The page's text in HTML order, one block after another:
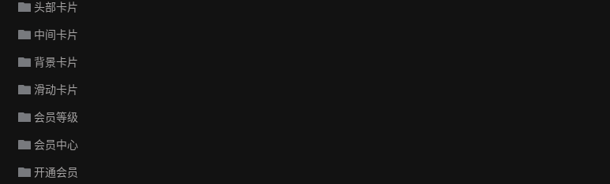
头部卡片
中间卡片
背景卡片
滑动卡片
会员等级
会员中心
开通会员